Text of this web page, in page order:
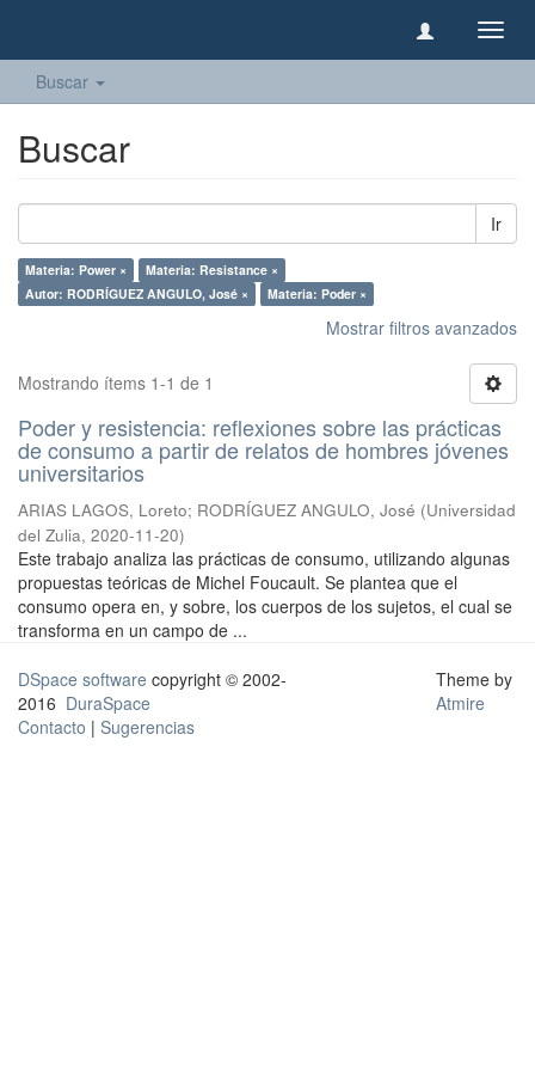
Buscar
Buscar
Ir
Materia: Power ×
Materia: Resistance ×
Autor: RODRÍGUEZ ANGULO, José ×
Materia: Poder ×
Mostrar filtros avanzados
Mostrando ítems 1-1 de 1
Poder y resistencia: reflexiones sobre las prácticas
de consumo a partir de relatos de hombres jóvenes
universitarios
ARIAS LAGOS, Loreto; RODRÍGUEZ ANGULO, José (Universidad
del Zulia, 2020-11-20)
Este trabajo analiza las prácticas de consumo, utilizando algunas
propuestas teóricas de Michel Foucault. Se plantea que el
consumo opera en, y sobre, los cuerpos de los sujetos, el cual se
transforma en un campo de ...
DSpace software copyright © 2002-
2016 DuraSpace
Contacto | Sugerencias
Theme by
Atmire